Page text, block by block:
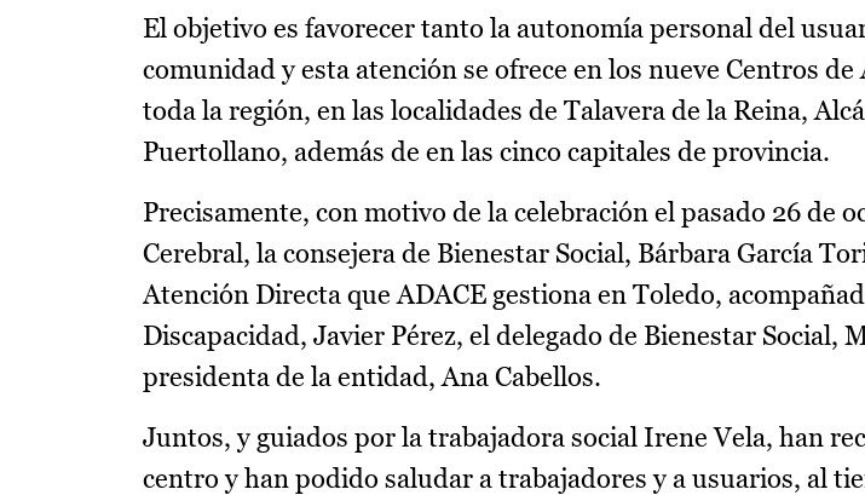
El objetivo es favorecer tanto la autonomía personal del
comunidad y esta atención se ofrece en los nueve Centros
toda la región, en las localidades de Talavera de la Reina,
Puertollano, además de en las cinco capitales de provincia.
Precisamente, con motivo de la celebración el pasado 26 de
Cerebral, la consejera de Bienestar Social, Bárbara García
Atención Directa que ADACE gestiona en Toledo,
Discapacidad, Javier Pérez, el delegado de Bienestar Social,
presidenta de la entidad, Ana Cabellos.
Juntos, y guiados por la trabajadora social Irene Vela, han
centro y han podido saludar a trabajadores y a usuarios, al